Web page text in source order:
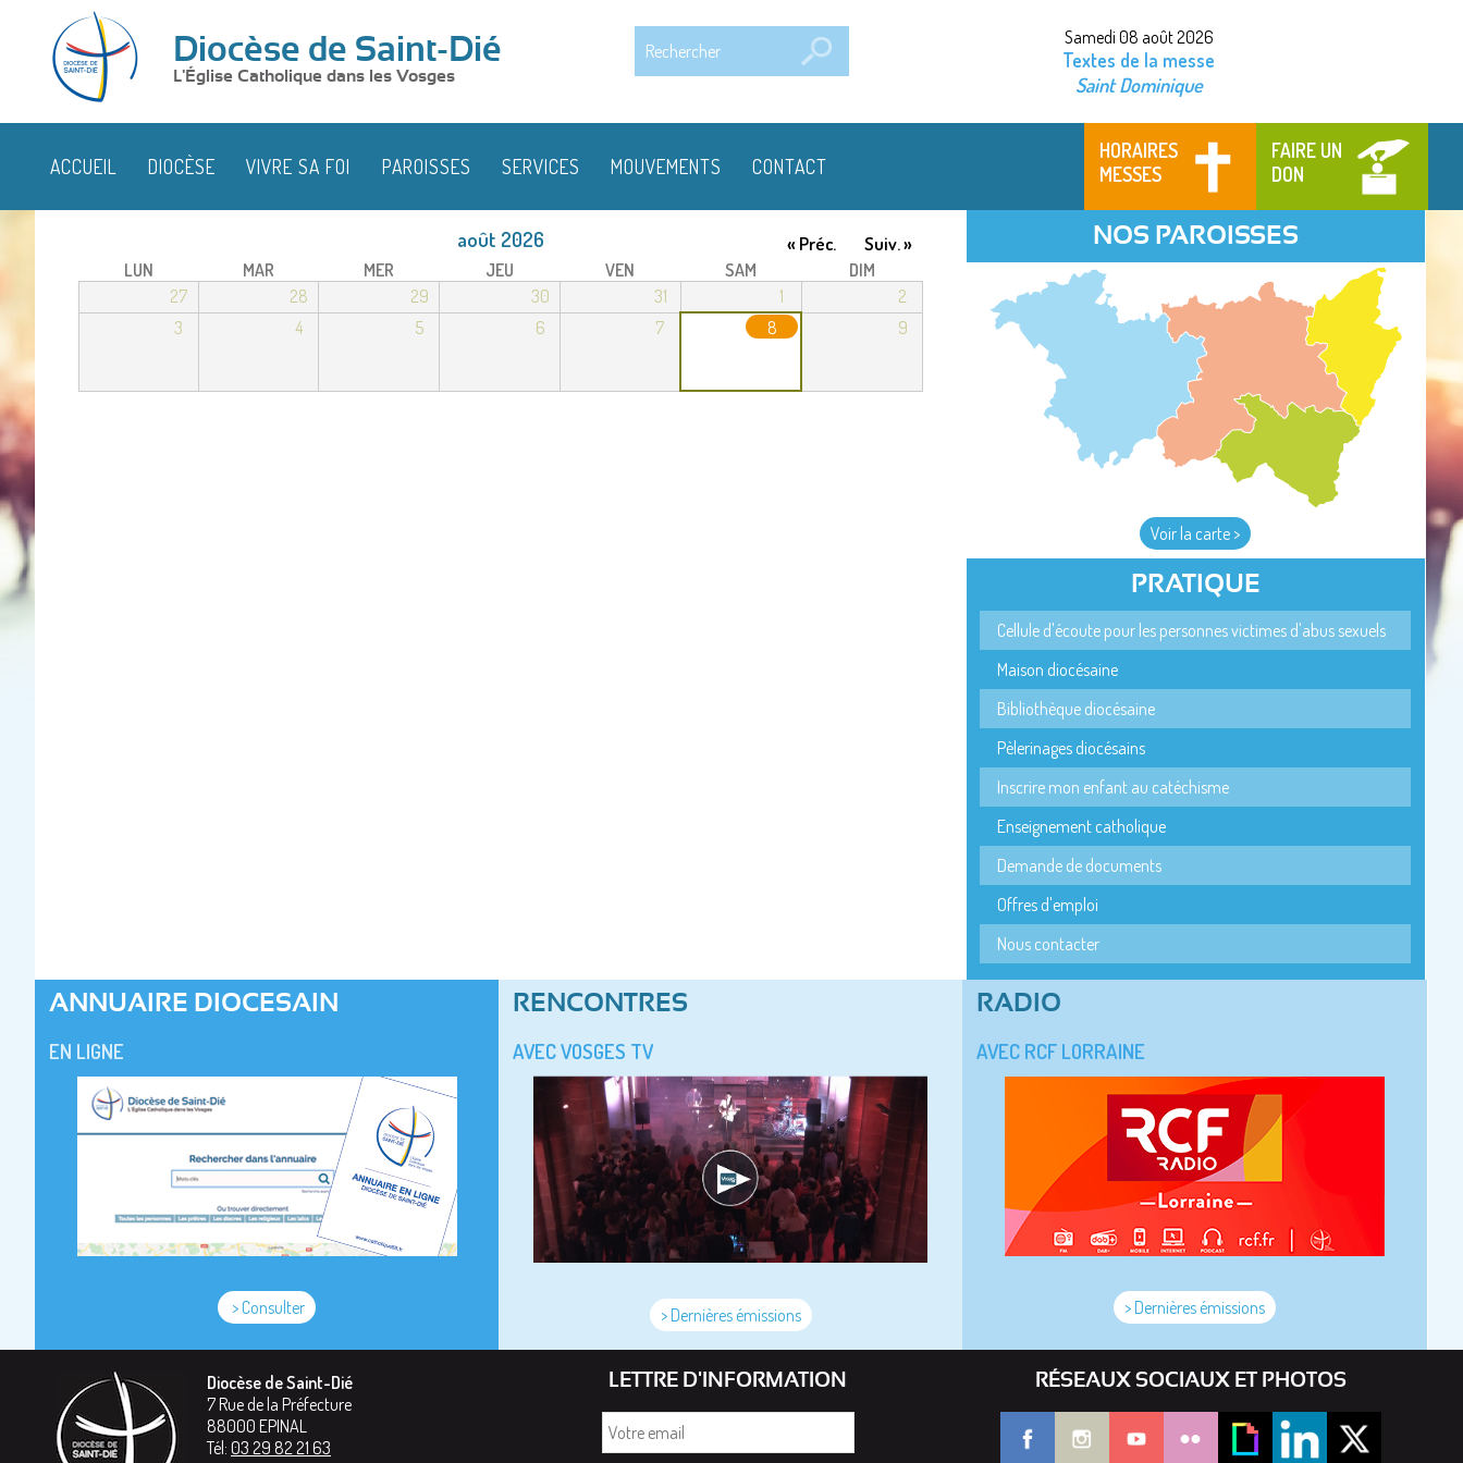
Diocèse de Saint-Dié
L'Église Catholique dans les Vosges
Samedi 08 août 2026
Textes de la messe
Saint Dominique
HORAIRES
MESSES
FAIRE UN
DON
ACCUEIL DIOCÈSE VIVRE SA FOI PAROISSES SERVICES MOUVEMENTS CONTACT
août 2026 « Préc. Suiv. »
LUN MAR MER JEU VEN SAM
DIM
27
28 29 30 31 1
2
3
4 5 6 7 8 9
NOS PAROISSES
Voir la carte >
PRATIQUE
Cellule d'écoute pour les personnes victimes d'abus sexuels
Maison diocésaine
Bibliothèque diocésaine
Pèlerinages diocésains
Inscrire mon enfant au catéchisme
Enseignement catholique
Demande de documents
Offres d'emploi
Nous contacter
ANNUAIRE DIOCESAIN
EN LIGNE
> Consulter
RENCONTRES
AVEC VOSGES TV
> Dernières émissions
RADIO
AVEC RCF LORRAINE
> Dernières émissions
Diocèse de Saint-Dié
7 Rue de la Préfecture
88000 EPINAL
Tél: 03 29 82 21 63
LETTRE D'INFORMATION RÉSEAUX SOCIAUX ET PHOTOS